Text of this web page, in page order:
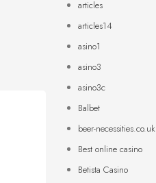
articles
articles14
asino1
asino3
asino3c
Balbet
beer-necessities.co.uk
Best online casino
Betista Casino